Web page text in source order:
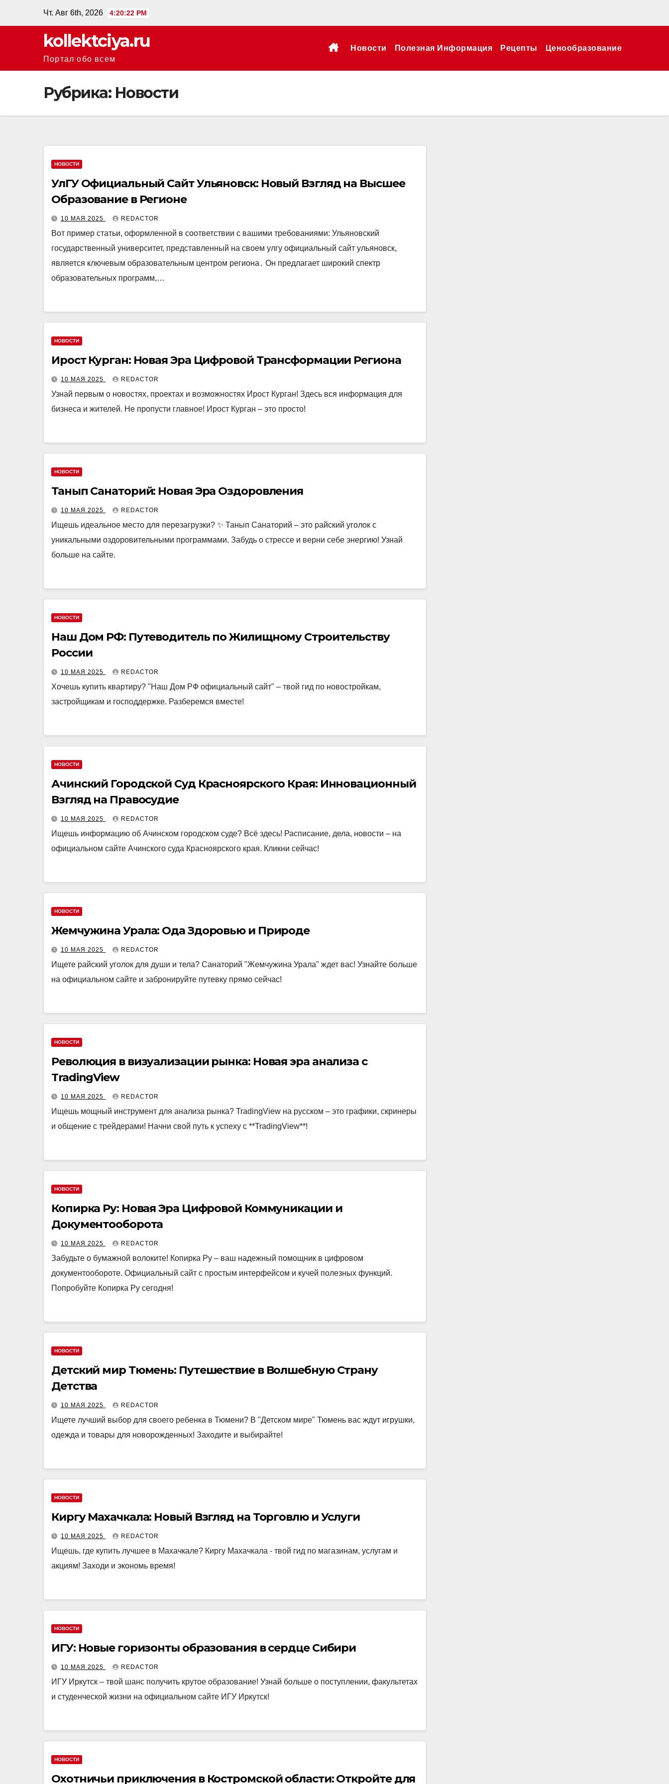
содержанию
Чт. Авг 6th, 2026 4:20:22 PM
kollektciya.ru
Портал обо всем
Новости Полезная Информация Рецепты Ценообразование
Рубрика: Новости
НОВОСТИ
УлГУ Официальный Сайт Ульяновск: Новый Взгляд на Высшее
Образование в Регионе
10 МАЯ 2025 REDACTOR
Вот пример статьи, оформленной в соответствии с вашими требованиями: Ульяновский
государственный университет, представленный на своем улгу официальный сайт ульяновск,
является ключевым образовательным центром региона․ Он предлагает широкий спектр
образовательных программ,…
НОВОСТИ
Ирост Курган: Новая Эра Цифровой Трансформации Региона
10 МАЯ 2025 REDACTOR
Узнай первым о новостях, проектах и возможностях Ирост Курган! Здесь вся информация для
бизнеса и жителей. Не пропусти главное! Ирост Курган – это просто!
НОВОСТИ
Танып Санаторий: Новая Эра Оздоровления
10 МАЯ 2025 REDACTOR
Ищешь идеальное место для перезагрузки? ✨ Танып Санаторий – это райский уголок с
уникальными оздоровительными программами. Забудь о стрессе и верни себе энергию! Узнай
больше на сайте.
НОВОСТИ
Наш Дом РФ: Путеводитель по Жилищному Строительству
России
10 МАЯ 2025 REDACTOR
Хочешь купить квартиру? "Наш Дом РФ официальный сайт" – твой гид по новостройкам,
застройщикам и господдержке. Разберемся вместе!
НОВОСТИ
Ачинский Городской Суд Красноярского Края: Инновационный
Взгляд на Правосудие
10 МАЯ 2025 REDACTOR
Ищешь информацию об Ачинском городском суде? Всё здесь! Расписание, дела, новости – на
официальном сайте Ачинского суда Красноярского края. Кликни сейчас!
НОВОСТИ
Жемчужина Урала: Ода Здоровью и Природе
10 МАЯ 2025 REDACTOR
Ищете райский уголок для души и тела? Санаторий "Жемчужина Урала" ждет вас! Узнайте больше
на официальном сайте и забронируйте путевку прямо сейчас!
НОВОСТИ
Революция в визуализации рынка: Новая эра анализа с
TradingView
10 МАЯ 2025 REDACTOR
Ищешь мощный инструмент для анализа рынка? TradingView на русском – это графики, скринеры
и общение с трейдерами! Начни свой путь к успеху с **TradingView**!
НОВОСТИ
Копирка Ру: Новая Эра Цифровой Коммуникации и
Документооборота
10 МАЯ 2025 REDACTOR
Забудьте о бумажной волоките! Копирка Ру – ваш надежный помощник в цифровом
документообороте. Официальный сайт с простым интерфейсом и кучей полезных функций.
Попробуйте Копирка Ру сегодня!
НОВОСТИ
Детский мир Тюмень: Путешествие в Волшебную Страну
Детства
10 МАЯ 2025 REDACTOR
Ищете лучший выбор для своего ребенка в Тюмени? В "Детском мире" Тюмень вас ждут игрушки,
одежда и товары для новорожденных! Заходите и выбирайте!
НОВОСТИ
Киргу Махачкала: Новый Взгляд на Торговлю и Услуги
10 МАЯ 2025 REDACTOR
Ищешь, где купить лучшее в Махачкале? Киргу Махачкала - твой гид по магазинам, услугам и
акциям! Заходи и экономь время!
НОВОСТИ
ИГУ: Новые горизонты образования в сердце Сибири
10 МАЯ 2025 REDACTOR
ИГУ Иркутск – твой шанс получить крутое образование! Узнай больше о поступлении, факультетах
и студенческой жизни на официальном сайте ИГУ Иркутск!
НОВОСТИ
Охотничьи приключения в Костромской области: Откройте для